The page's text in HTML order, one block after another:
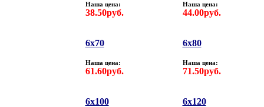
Наша цена:
38.50руб.
Наша цена:
44.00руб.
6x70
Наша цена:
61.60руб.
6x80
Наша цена:
71.50руб.
6х100 6х120